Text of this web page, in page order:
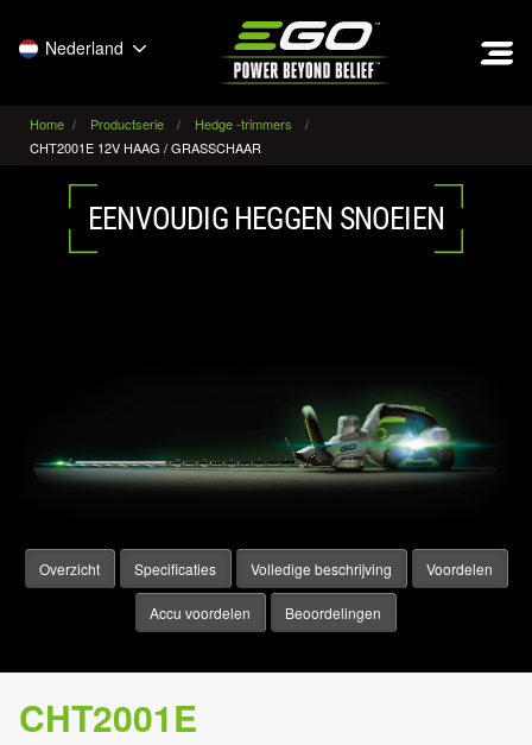
Nederland
Home Productserie
Hedge -trimmers
CHT2001E 12V HAAG / GRASSCHAAR
EENVOUDIG HEGGEN SNOEIEN
Overzicht Specificaties Volledige beschrijving Voordelen
Accu voordelen Beoordelingen
CHT2001E